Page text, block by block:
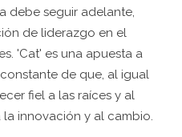
debe seguir adelante,
de liderazgo en el
'Cat' es una apuesta a
de que, al igual
fiel a las raíces y al
innovación y al cambio.